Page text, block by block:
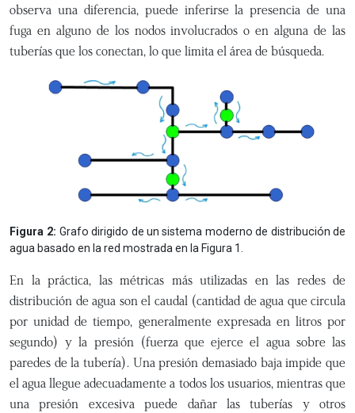
observa una diferencia, puede inferirse la presencia de una
fuga en alguno de los nodos involucrados o en alguna de las
tuberías que los conectan, lo que limita el área de búsqueda.
Figura 2: Grafo dirigido de un sistema moderno de distribución de
agua basado en la red mostrada en la Figura 1.
En la práctica, las métricas más utilizadas en las redes de
distribución de agua son el caudal (cantidad de agua que circula
por unidad de tiempo, generalmente expresada en litros por
segundo) y la presión (fuerza que ejerce el agua sobre las
paredes de la tubería). Una presión demasiado baja impide que
el agua llegue adecuadamente a todos los usuarios, mientras que
una presión excesiva puede dañar las tuberías y otros